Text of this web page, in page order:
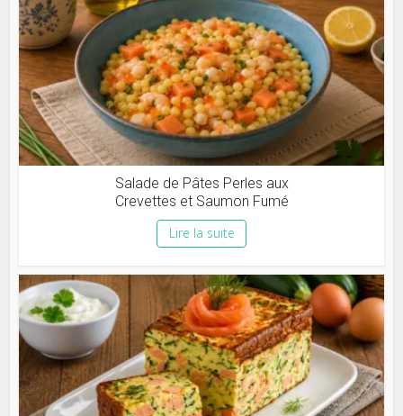
Salade de Pâtes Perles aux
Crevettes et Saumon Fumé
Lire la suite